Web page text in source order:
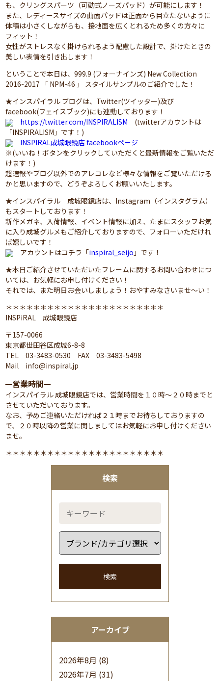
検索
検索
アーカイブ
2026年8月 (8)
2026年7月 (31)
も、クリングスパーツ（可動式ノーズパッド）が可能にします！
また、レディースサイズの曲面パッドは正面から目立たないように
体積は小さくしながらも、接地面を広くとれるため多くの方々に
フィット！
女性がストレスなく掛けられるよう配慮した設計で、掛けたときの
美しい表情を引き出します！
ということで本日は、999.9 (フォーナインズ) New Collection
2016-2017 「 NPM-46 」 スタイルサンプルのご紹介でした！
★インスパイラル ブログは、Twitter(ツイッター)及び
facebook(フェイスブック)にも連動しております！
https://twitter.com/INSPIRALISM (twitterアカウントは
「INSPIRALISM」です！)
INSPIRAL成城眼鏡店 facebookページ
※(いいね！ボタンをクリックしていただくと最新情報をご覧いただ
けます！)
超速報やブログ以外でのアレコレなど様々な情報をご覧いただける
かと思いますので、どうぞよろしくお願いいたします。
★インスパイラル 成城眼鏡店は、Instagram（インスタグラム）
もスタートしております！
新作メガネ、入荷情報、イベント情報に加え、たまにスタッフお気
に入り成城グルメもご紹介しておりますので、フォローいただけれ
ば嬉しいです！
アカウントはコチラ「inspiral_seijo 」です！
★本日ご紹介させていただいたフレームに関するお問い合わせにつ
いては、お気軽にお申し付けください！
それでは、また明日お会いしましょう！おやすみなさいませ～い！
＊＊＊＊＊＊＊＊＊＊＊＊＊＊＊＊＊＊＊＊＊＊＊
INSPiRAL 成城眼鏡店
〒157-0066
東京都世田谷区成城6-8-8
TEL 03-3483-0530 FAX 03-3483-5498
Mail info@inspiral.jp
━営業時間━
インスパイラル 成城眼鏡店では、営業時間を１０時～２０時までと
させていただいております。
なお、予めご連絡いただければ２１時までお待ちしておりますの
で、２０時以降の営業に関しましてはお気軽にお申し付けください
ませ。
＊＊＊＊＊＊＊＊＊＊＊＊＊＊＊＊＊＊＊＊＊＊＊